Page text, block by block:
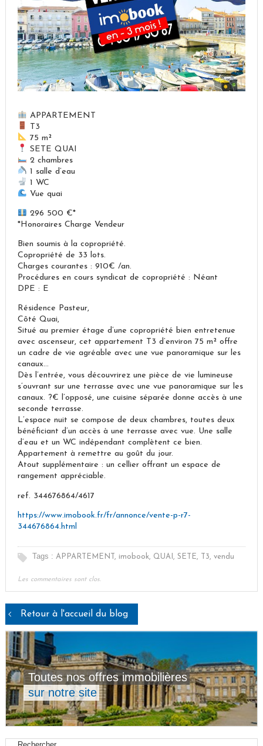
APPARTEMENT
T3
75 m²
SETE QUAI
2 chambres
1 salle d’eau
1 WC
Vue quai
296 500 €*
*Honoraires Charge Vendeur
Bien soumis à la copropriété.
Copropriété de 33 lots.
Charges courantes : 910€ /an.
Procédures en cours syndicat de copropriété : Néant
DPE : E
Résidence Pasteur,
Côté Quai,
Situé au premier étage d’une copropriété bien entretenue
avec ascenseur, cet appartement T3 d’environ 75 m² offre
un cadre de vie agréable avec une vue panoramique sur les
canaux…
Dès l’entrée, vous découvrirez une pièce de vie lumineuse
s’ouvrant sur une terrasse avec une vue panoramique sur les
canaux. ?€ l’opposé, une cuisine séparée donne accès à une
seconde terrasse.
L’espace nuit se compose de deux chambres, toutes deux
bénéficiant d’un accès à une terrasse avec vue. Une salle
d’eau et un WC indépendant complètent ce bien.
Appartement à remettre au goût du jour.
Atout supplémentaire : un cellier offrant un espace de
rangement appréciable.
ref. 344676864/4617
https://www.imobook.fr/fr/annonce/vente-p-r7-
344676864.html
Tags : APPARTEMENT , imobook, QUAI , SETE, T3, vendu
Les commentaires sont clos.
Retour à l'accueil du blog
Toutes nos offres immobilières
sur notre site